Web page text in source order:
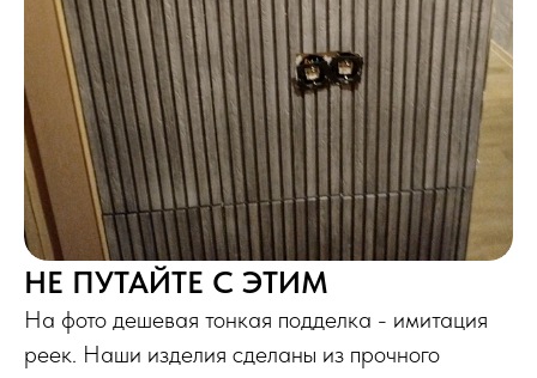
НЕ ПУТАЙТЕ С ЭТИМ
На фото дешевая тонкая подделка - имитация
реек. Наши изделия сделаны из прочного